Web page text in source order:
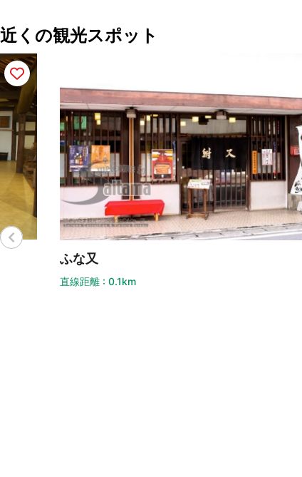
近くの観光スポット
直線距離 : 0.1km